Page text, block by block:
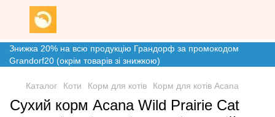
Знижка 20% на всю продукцію Грандорф за промокодом
Grandorf20 (окрім товарів зі знижкою)
Каталог Коти Корм для котів Корм для котів Acana
Сухий корм Acana Wild Prairie Cat